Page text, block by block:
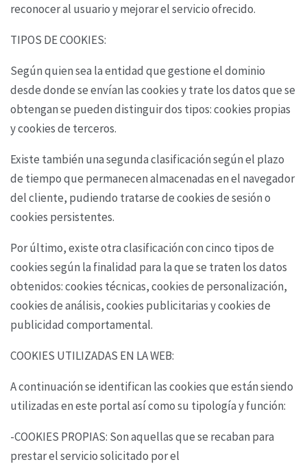
reconocer al usuario y mejorar el servicio ofrecido.
TIPOS DE COOKIES:
Según quien sea la entidad que gestione el dominio
desde donde se envían las cookies y trate losdatos que se
obtengan se pueden distinguir dos tipos: cookies propias
y cookies de terceros.
Existe también una segunda clasificación según el plazo
de tiempo que permanecen almacenadasen el navegador
del cliente, pudiendo tratarse de cookies de sesión o
cookies persistentes.
Por último, existe otra clasificación con cinco tipos de
cookies según la finalidad para la que se traten los datos
obtenidos: cookies técnicas, cookies de personalización,
cookies de análisis,cookies publicitarias y cookies de
publicidad comportamental.
COOKIES UTILIZADAS EN LA WEB:
A continuación se identifican las cookies que están siendo
utilizadas en este portal así como su tipología y función:
-COOKIES PROPIAS: Son aquellas que se recaban para
prestar el servicio solicitado por el